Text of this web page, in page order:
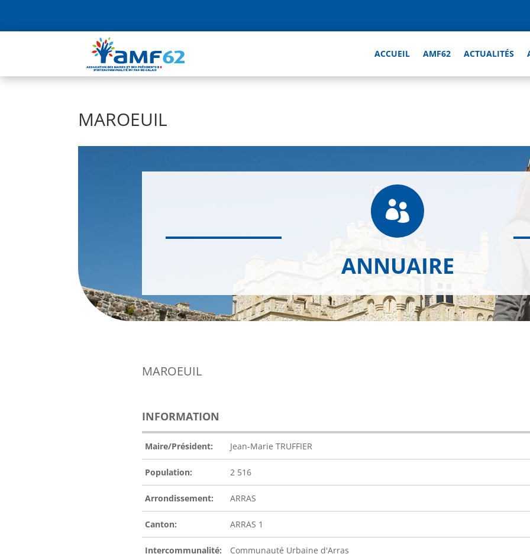
ACCUEIL AMF62 ACTUALITÉS
MAROEUIL

ANNUAIRE
MAROEUIL
INFORMATION
Maire/Président: Jean-Marie TRUFFIER
Population: 2 516
Arrondissement: ARRAS
Canton: ARRAS 1
Intercommunalité: Communauté Urbaine d'Arras